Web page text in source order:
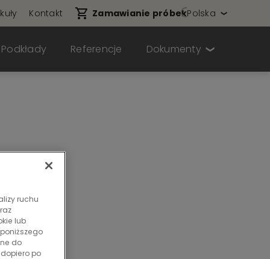
Kontakt Zamawianie próbekPolska
Podkłady Referencje Dokumenty
ruchu
lub
do
po